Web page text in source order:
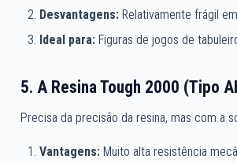
Desvantagens:Relativamente frágil
Ideal para:Figuras de jogos de
5. A Resina Tough 2000 (Tipo
Precisa da precisão da resina, mas com a
Vantagens:Muito alta resistência